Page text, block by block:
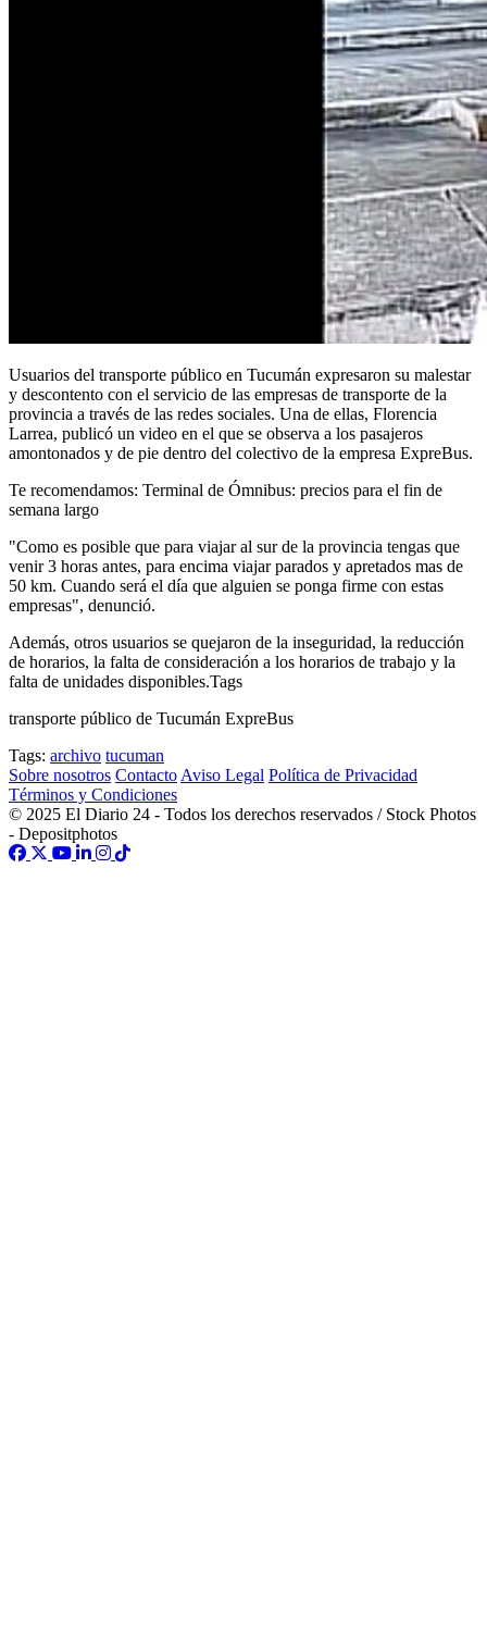
Usuarios del transporte público en Tucumán expresaron su malestar
y descontento con el servicio de las empresas de transporte de la
provincia a través de las redes sociales. Una de ellas, Florencia
Larrea, publicó un video en el que se observa a los pasajeros
amontonados y de pie dentro del colectivo de la empresa ExpreBus.
Te recomendamos: Terminal de Ómnibus: precios para el fin de
semana largo
"Como es posible que para viajar al sur de la provincia tengas que
venir 3 horas antes, para encima viajar parados y apretados mas de
50 km. Cuando será el día que alguien se ponga firme con estas
empresas", denunció.
Además, otros usuarios se quejaron de la inseguridad, la reducción
de horarios, la falta de consideración a los horarios de trabajo y la
falta de unidades disponibles.Tags
transporte público de Tucumán ExpreBus
Tags: archivo tucuman
Sobre nosotros Contacto Aviso Legal Política de Privacidad
Términos y Condiciones
© 2025 El Diario 24 - Todos los derechos reservados / Stock Photos
- Depositphotos